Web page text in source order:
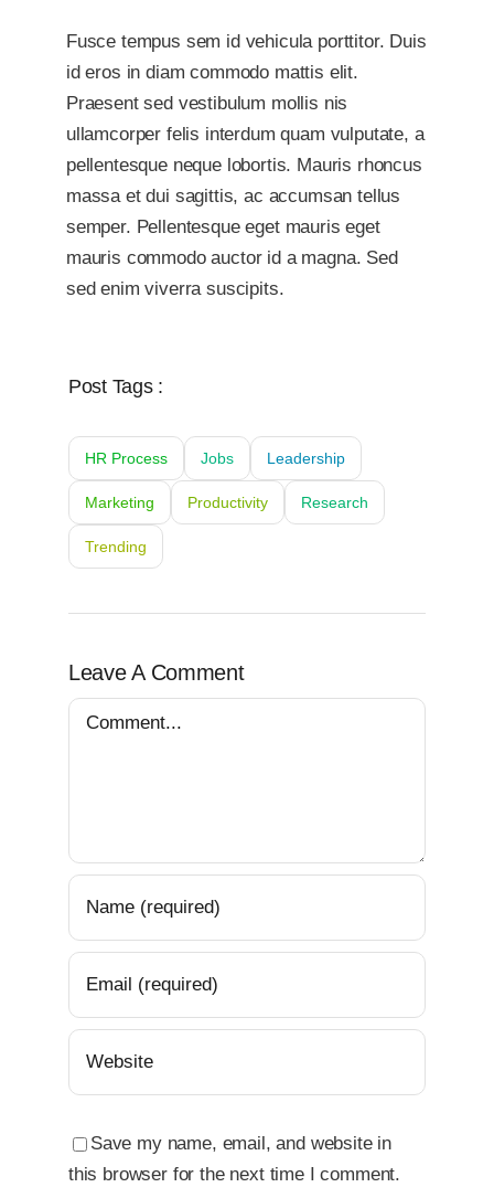
Fusce tempus sem id vehicula porttitor. Duis
id eros in diam commodo mattis elit.
Praesent sed vestibulum mollis nis
ullamcorper felis interdum quam vulputate, a
pellentesque neque lobortis. Mauris rhoncus
massa et dui sagittis, ac accumsan tellus
semper. Pellentesque eget mauris eget
mauris commodo auctor id a magna. Sed
sed enim viverra suscipits.
Post Tags :
HR Process Jobs Leadership
Marketing Productivity Research
Trending
Leave A Comment
Comment
Save my name, email, and website in
this browser for the next time I comment.